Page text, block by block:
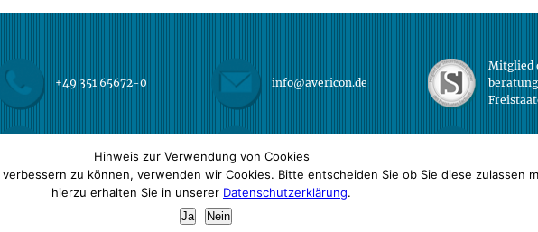
+49 351 65672-0
+49 351 65672-22
info@avericon.de
Impressum
Mitglied
Hinweis zur Verwendung von Cookies
zu können, verwenden wir Cookies. Bitte entscheiden Sie ob Sie diese zulassen
hierzu erhalten Sie in unserer Datenschutzerklärung.
Ja Nein